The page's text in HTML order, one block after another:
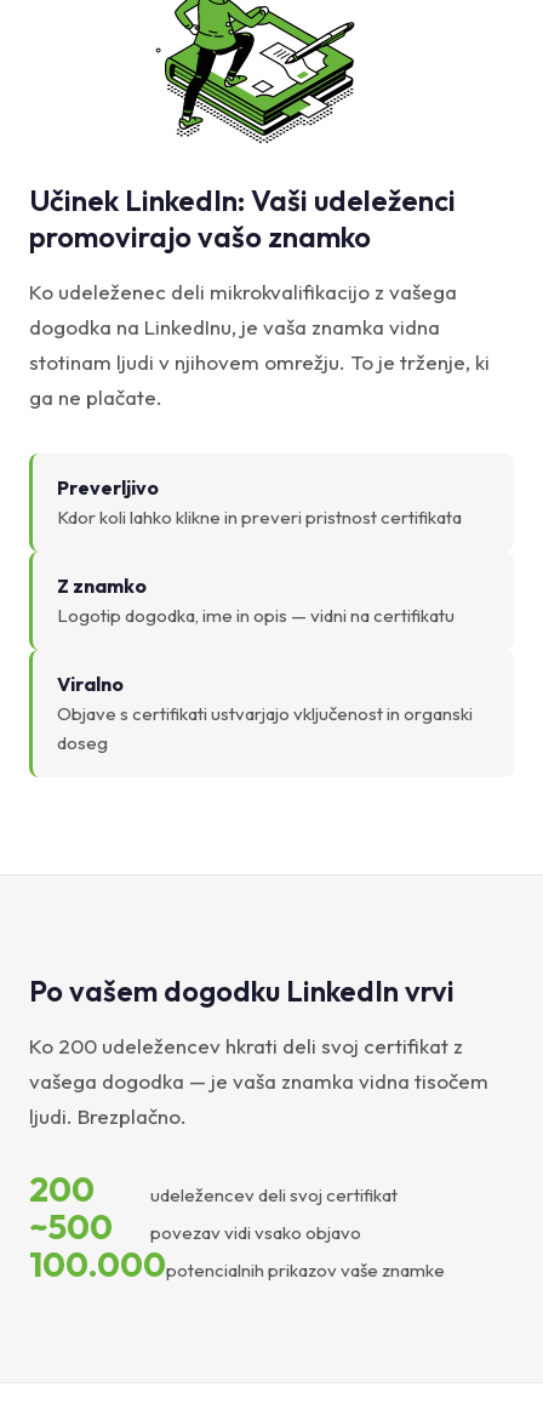
Učinek LinkedIn: Vaši udeleženci
promovirajo vašo znamko
Ko udeleženec deli mikrokvalifikacijo z vašega
dogodka na LinkedInu, je vaša znamka vidna
stotinam ljudi v njihovem omrežju. To je trženje, ki
ga ne plačate.
Preverljivo
Kdor koli lahko klikne in preveri pristnost certifikata
Z znamko
Logotip dogodka, ime in opis — vidni na certifikatu
Viralno
Objave s certifikati ustvarjajo vključenost in organski
doseg
Po vašem dogodku LinkedIn vrvi
Ko 200 udeležencev hkrati deli svoj certifikat z
vašega dogodka — je vaša znamka vidna tisočem
ljudi. Brezplačno.
200 udeležencev deli svoj certifikat
~500 povezav vidi vsako objavo
100.000potencialnih prikazov vaše znamke